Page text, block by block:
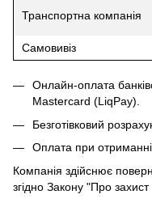
Транспортна компанія
Самовивіз
Онлайн-оплата
Mastercard (LiqPay).
Безготівковий
Оплата при отриманні
Компанія здійснює
згідно Закону "Про захист